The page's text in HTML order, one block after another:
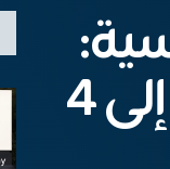
أول شركة في التاريخ تصل إلى 4